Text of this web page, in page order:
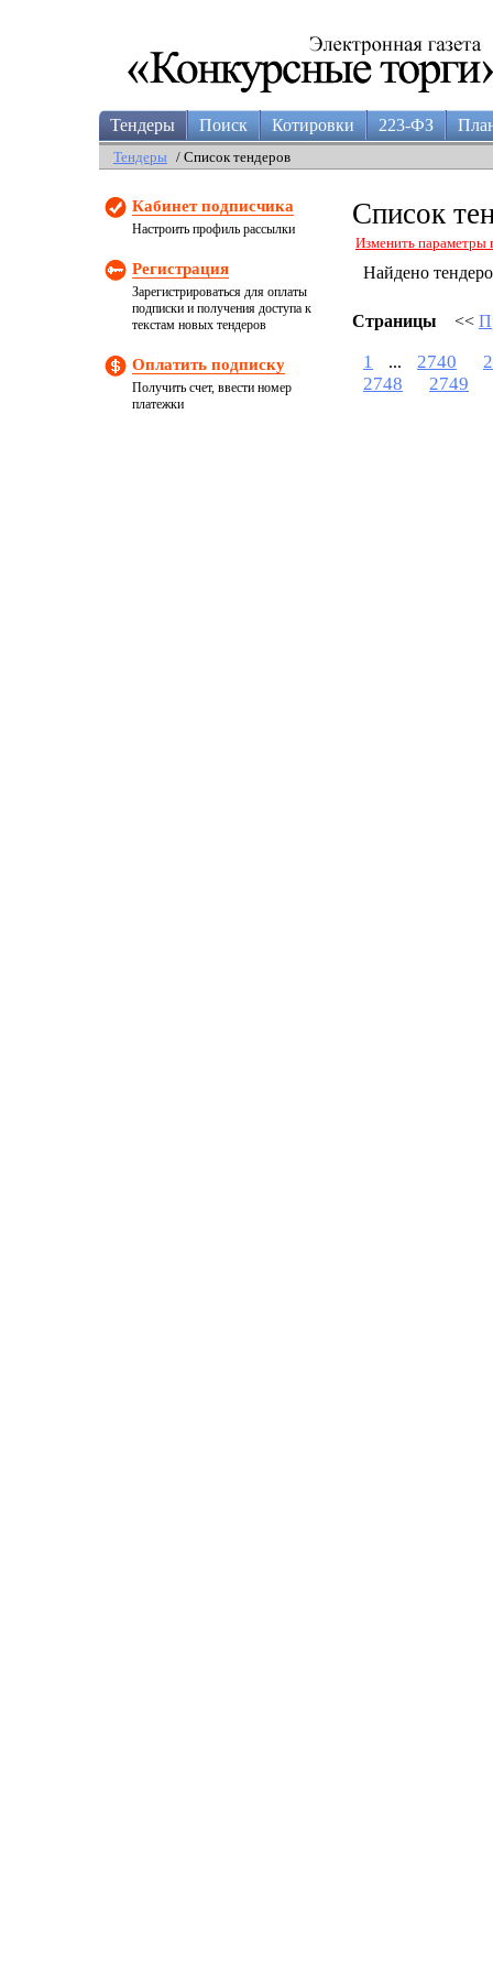
Тендеры Поиск Котировки 223-ФЗ
Тендеры / Список тендеров
Кабинет подписчика
Настроить профиль рассылки
Регистрация
Зарегистрироваться для оплаты
подписки и получения доступа к
текстам новых тендеров
Оплатить подписку
Получить счет, ввести номер
платежки
Список
Изменить параметры
Найдено
Страницы <<
1 ... 2740
2748
2749